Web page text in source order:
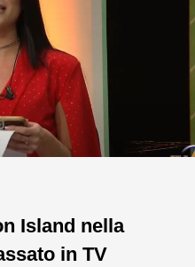
Island nella
in TV